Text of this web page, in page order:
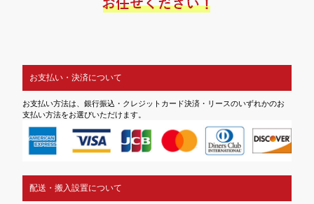
お支払い・決済について
お支払い方法は、銀行振込・クレジットカード決済・リースのいずれかのお
支払い方法をお選びいただけます。
配送・搬入設置について